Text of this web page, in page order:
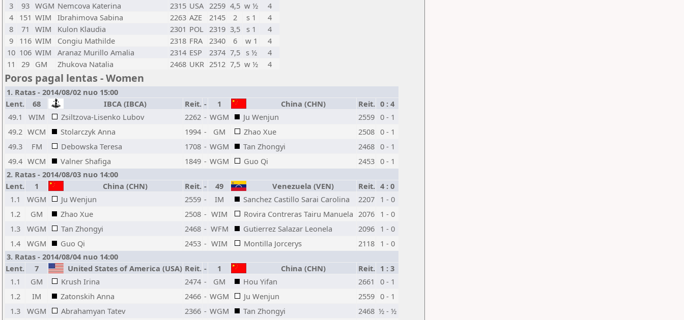
3
93 WGM Nemcova Katerina 2315 USA 2259 4,5 w ½
4
4
151 WIM Ibrahimova Sabina 2263 AZE 2145 2 s 1
4
8
71 WIM Kulon Klaudia 2301 POL 2319 3,5 s 1
4
9
116 WIM Congiu Mathilde 2318 FRA 2340 6 w 1
4
10 106 WIM Aranaz Murillo Amalia 2314 ESP 2374 7,5 s ½
4
11
29 GM Zhukova Natalia 2468 UKR 2512 7,5 w ½ 4
Poros pagal lentas - Women
1. Ratas - 2014/08/02 nuo 15:00
Lent.
68 IBCA (IBCA) Reit. - 1 China (CHN) Reit. 0 : 4
49.1
WIM Zsiltzova-Lisenko Lubov 2262 - WGM Ju Wenjun 2559 0 - 1
49.2 WCM Stolarczyk Anna 1994 - GM Zhao Xue 2508 0 - 1
49.3
FM Debowska Teresa 1708 - WGM Tan Zhongyi 2468 0 - 1
49.4 WCM Valner Shafiga 1849 - WGM Guo Qi 2453 0 - 1
2. Ratas - 2014/08/03 nuo 14:00
Lent.
1 China (CHN) Reit. - 49 Venezuela (VEN) Reit. 4 : 0
1.1
WGM Ju Wenjun 2559 - IM Sanchez Castillo Sarai Carolina 2207 1 - 0
1.2
GM Zhao Xue 2508 - WIM Rovira Contreras Tairu Manuela 2076 1 - 0
1.3
WGM Tan Zhongyi 2468 - WFM Gutierrez Salazar Leonela 2096 1 - 0
1.4
WGM Guo Qi 2453 - WIM Montilla Jorcerys 2118 1 - 0
3. Ratas - 2014/08/04 nuo 14:00
Lent.
7 United States of America (USA) Reit. - 1 China (CHN) Reit. 1 : 3
1.1
GM Krush Irina 2474 - GM Hou Yifan 2661
0 - 1
1.2
IM Zatonskih Anna 2466 - WGM Ju Wenjun 2559 0 - 1
1.3
WGM Abrahamyan Tatev 2366 - WGM Tan Zhongyi 2468 ½ - ½